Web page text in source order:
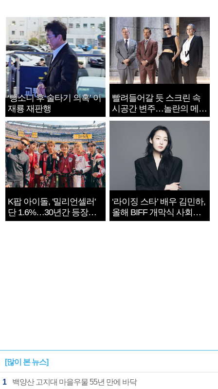
‘뺑소니 후 술타기 의혹’ 이
재룡 재판행
빨려들어갈 듯 스크린 속
시공간 변주…놀란의 메시
지는 ‘전쟁 속죄’
K팝 아이돌, '밀리언셀러'
단 1.6%…30년간 등장
1182개팀 전수조사
‘라이징 스타’ 배우 김민하,
올해 BIFF 개막식 사회자
확정
[많이 본 뉴스]
1 백양산 고지대 마을우물 55년 만에 바닥